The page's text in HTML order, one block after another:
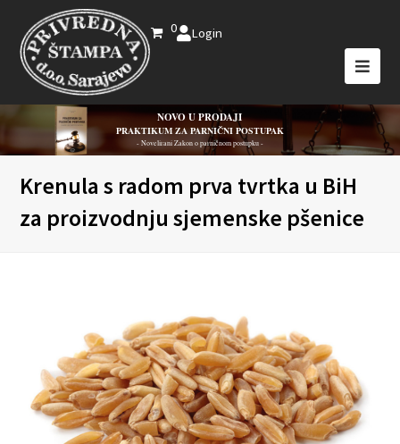
0 Login
NOVO U PRODAJI
PRAKTIKUM ZA PARNIČNI POSTUPAK
- Novelirani Zakon o parničnom postupku -
Krenula s radom prva tvrtka u BiH
za proizvodnju sjemenske pšenice